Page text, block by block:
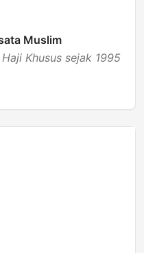
Muslim
Khusus sejak 1995